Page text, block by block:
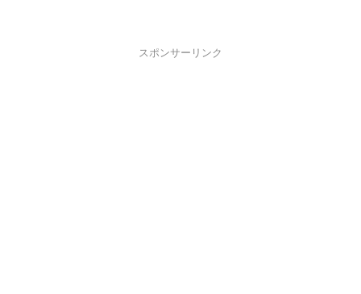
スポンサーリンク